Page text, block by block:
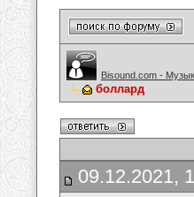
Bisound.com -
боллард
09.12.2021,